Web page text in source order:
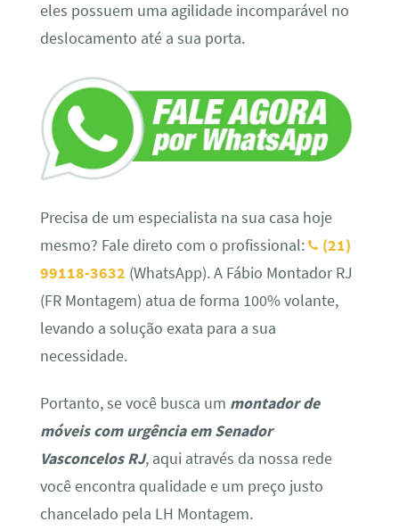
eles possuem uma agilidade incomparável no
deslocamento até a sua porta.
Precisa de um especialista na sua casa hoje
mesmo? Fale direto com o profissional:
(21)
99118-3632 (WhatsApp). A Fábio Montador RJ
(FR Montagem) atua de forma 100% volante,
levando a solução exata para a sua
necessidade.
Portanto, se você busca um montador de
móveis com urgência em Senador
Vasconcelos RJ, aqui através da nossa rede
você encontra qualidade e um preço justo
chancelado pela LH Montagem.